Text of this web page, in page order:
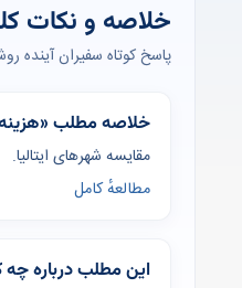
خلاصه و نکات
پاسخ کوتاه سفیران آینده
خلاصه مطلب «هزینه
مقایسه شهرهای ایتالیا.
مطالعهٔ کامل
این مطلب درباره